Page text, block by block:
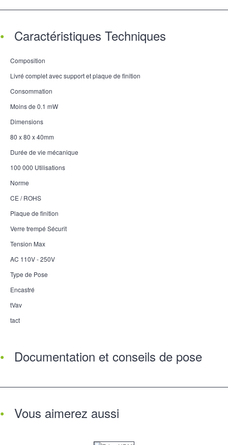
Caractéristiques Techniques
Composition
Livré complet avec support et plaque de finition
Consommation
Moins de 0.1 mW
Dimensions
80 x 80 x 40mm
Durée de vie mécanique
100 000 Utilisations
Norme
CE / ROHS
Plaque de finition
Verre trempé Sécurit
Tension Max
AC 110V - 250V
Type de Pose
Encastré
tVav
tact
Documentation et conseils de pose
Vous aimerez aussi